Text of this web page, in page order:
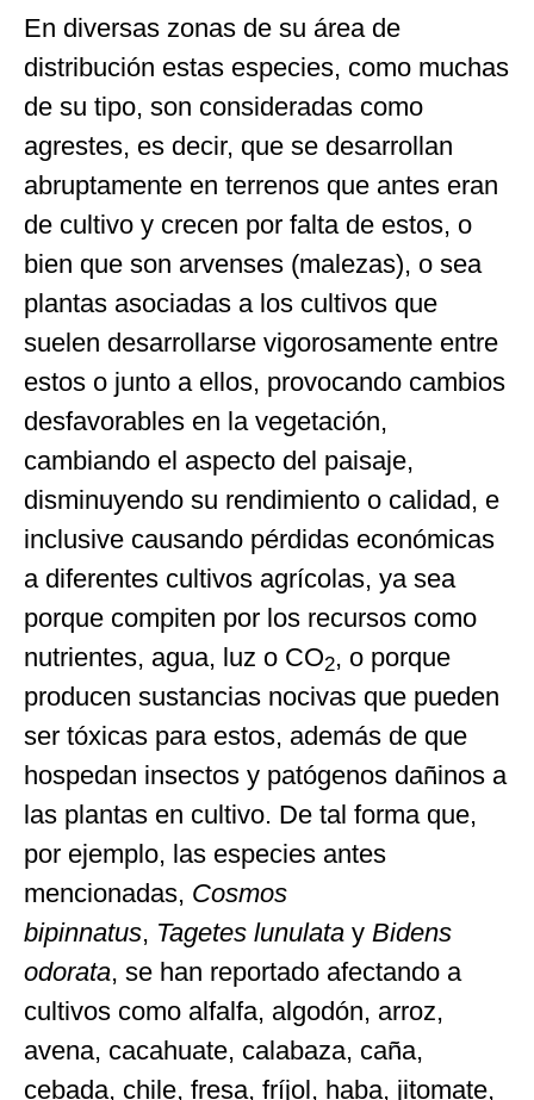
En diversas zonas de su área de
distribución estas especies, como muchas
de su tipo, son consideradas como
agrestes, es decir, que se desarrollan
abruptamente en terrenos que antes eran
de cultivo y crecen por falta de estos, o
bien que son arvenses (malezas), o sea
plantas asociadas a los cultivos que
suelen desarrollarse vigorosamente entre
estos o junto a ellos, provocando cambios
desfavorables en la vegetación,
cambiando el aspecto del paisaje,
disminuyendo su rendimiento o calidad, e
inclusive causando pérdidas económicas
a diferentes cultivos agrícolas, ya sea
porque compiten por los recursos como
nutrientes, agua, luz o CO2, o porque
producen sustancias nocivas que pueden
ser tóxicas para estos, además de que
hospedan insectos y patógenos dañinos a
las plantas en cultivo. De tal forma que,
por ejemplo, las especies antes
mencionadas, Cosmos
bipinnatus, Tagetes lunulata y Bidens
odorata, se han reportado afectando a
cultivos como alfalfa, algodón, arroz,
avena, cacahuate, calabaza, caña,
cebada, chile, fresa, fríjol, haba, jitomate,